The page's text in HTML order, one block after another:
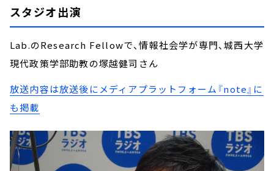
スタジオ出演
Lab.のResearch Fellowで、情報社会学が専門、城西大学
現代政策学部助教の塚越健司さん
放送内容は放送後にメディアプラットフォーム『note』に
も掲載